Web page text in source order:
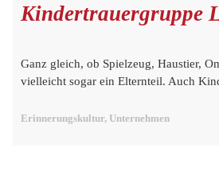
Kindertrauergruppe
Ganz gleich, ob Spielzeug, Haustier,
vielleicht sogar ein Elternteil. Auch
Erinnerungskultur, Unternehmen